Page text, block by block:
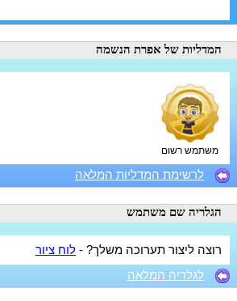
המדליות של אפרת הנשמה
משתמש רשום
לרשימת המדליות המלאה
הגלריה שם משתמש
רוצה ליצור תערוכה משלך? - לוח ציור
לגלריה המלאה